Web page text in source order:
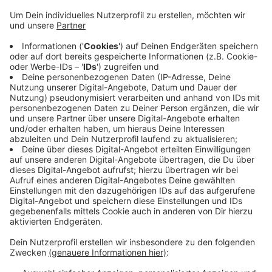
Aber nicht nur der Schwebebahn-Ausfall, sondern
auch das sehr warme Wetter sei dafür ein Grund.
Vor allem in der Mittagshitze fehlten die Gäste und
die Außengastronomie, die die Wirte viel koste,
werde nicht genutzt. Abends kämen die Leute,
wenn überhaupt, erst spät in Kneipen und
Restaurants - das reiche aber nicht, um den
Verlust des Tages aufzufangen. Der Dehoga sagt:
Insofern war das Wetter letztens sogar für
Eisdielen zu heiß.
Veröffentlicht:Mittwoch, 31.07.2019 15:34
Anzeige